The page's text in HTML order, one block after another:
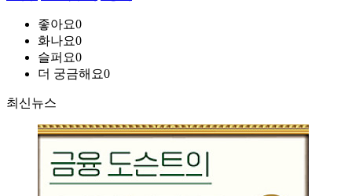
좋아요0
화나요0
슬퍼요0
더 궁금해요0
최신뉴스